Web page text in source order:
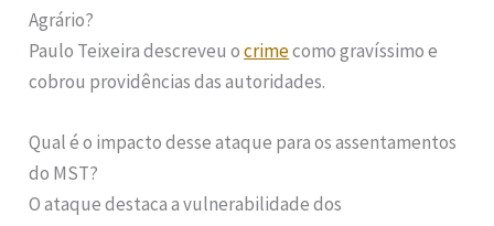
Agrário?
Paulo Teixeira descreveu ocrimecomo gravíssimo e
cobrou providências das autoridades.
Qual é o impacto desse ataque para os assentamentos
do MST?
O ataque destaca a vulnerabilidade dos